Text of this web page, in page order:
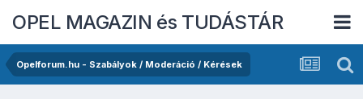
OPEL MAGAZIN és TUDÁSTÁR
Opelforum.hu - Szabályok / Moderáció / Kérések